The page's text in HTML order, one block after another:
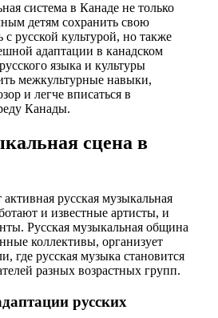
система в Канаде не только
детям сохранить свою
с русской культурой, но также
адаптации в канадском
языка и культуры
межкультурные навыки,
и легче вписаться в
Канады.
сцена в
русская музыкальная
и известные артисты, и
Русская музыкальная община
коллективы, организует
где русская музыка становится
разных возрастных групп.
русских